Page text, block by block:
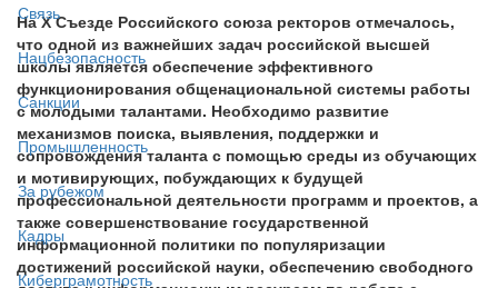
Связь
Нацбезопасность
Санкции
Промышленность
За рубежом
Кадры
Киберграмотность
На Х Съезде Российского союза ректоров отмечалось,
что одной из важнейших задач российской высшей
школы является обеспечение эффективного
функционирования общенациональной системы работы
с молодыми талантами. Необходимо развитие
механизмов поиска, выявления, поддержки и
сопровождения таланта с помощью среды из обучающих
и мотивирующих, побуждающих к будущей
профессиональной деятельности программ и проектов, а
также совершенствование государственной
информационной политики по популяризации
достижений российской науки, обеспечению свободного